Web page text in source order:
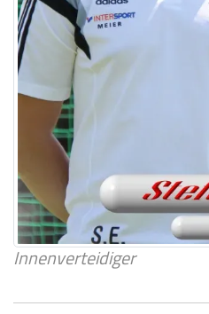
Innenverteidiger